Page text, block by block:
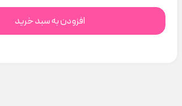
افزودن به سبد خرید